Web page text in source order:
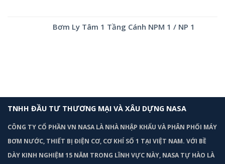
Bơm Ly Tâm 1 Tầng Cánh NPM 1 / NP 1
TNHH ĐẦU TƯ THƯƠNG MẠI VÀ XÂU DỰNG NASA
CÔNG TY CỔ PHẦN VN NASA LÀ NHÀ NHẬP KHẨU VÀ PHÂN PHỐI MÁY
BƠM NƯỚC, THIẾT BỊ ĐIỆN CƠ, CƠ KHÍ SỐ 1 TẠI VIỆT NAM. VỚI BỀ
DÀY KINH NGHIỆM 15 NĂM TRONG LĨNH VỰC NÀY, NASA TỰ HÀO LÀ